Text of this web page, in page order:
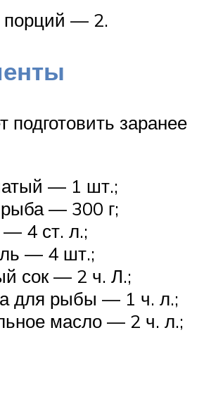
порций — 2.
подготовить заранее
— 1 шт.;
рыба — 300 г;
— 4 ст. л.;
— 4 шт.;
сок — 2 ч. Л.;
для рыбы — 1 ч. л.;
масло — 2 ч. л.;